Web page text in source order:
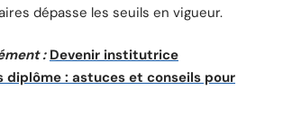
dépasse les seuils en vigueur.
: Devenir institutrice
diplôme : astuces et conseils pour